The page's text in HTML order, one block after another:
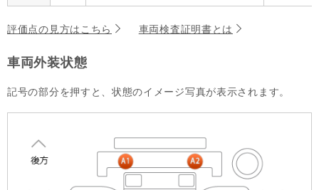
評価点の見方はこちら 車両検査証明書とは
車両外装状態
記号の部分を押すと、状態のイメージ写真が表示されます。